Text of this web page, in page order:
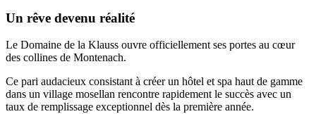
Un rêve devenu réalité
Le Domaine de la Klauss ouvre officiellement ses portes au cœur
des collines de Montenach.
Ce pari audacieux consistant à créer un hôtel et spa haut de gamme
dans un village mosellan rencontre rapidement le succès avec un
taux de remplissage exceptionnel dès la première année.